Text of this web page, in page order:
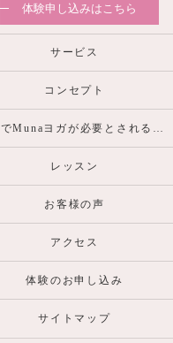
体験申し込みはこちら
サービス
コンセプト
大阪でMunaヨガが必要とされる理由
レッスン
お客様の声
アクセス
体験のお申し込み
サイトマップ